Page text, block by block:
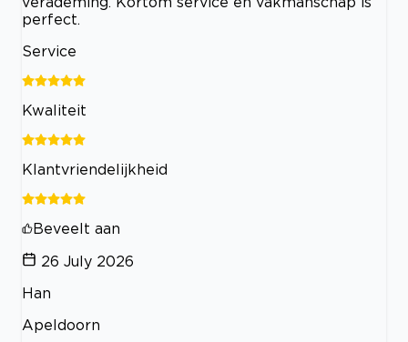
perfect.
Service
Kwaliteit
Klantvriendelijkheid
Beveelt aan
26 July 2026
Han
Apeldoorn